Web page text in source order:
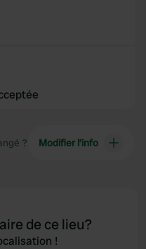
collected from your use
? Modifier l’info
de ce lieu?
!